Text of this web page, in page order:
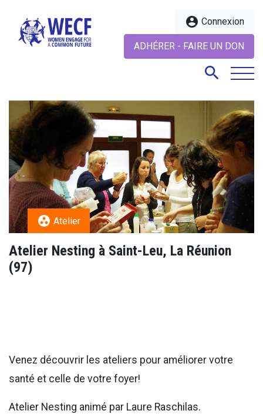
account_circle Connexion
ADHÉRER - FAIRE UN DON
search
search
group_work Atelier
Atelier Nesting à Saint-Leu, La Réunion
(97)
Venez découvrir les ateliers pour améliorer votre
santé et celle de votre foyer!
Atelier Nesting animé par Laure Raschilas.